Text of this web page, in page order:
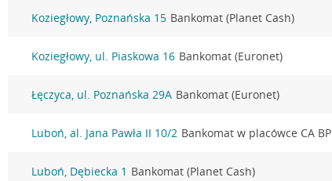
Koziegłowy, Poznańska 15 Bankomat (Planet Cash)
Koziegłowy, ul. Piaskowa 16 Bankomat (Euronet)
Łęczyca, ul. Poznańska 29A Bankomat (Euronet)
Luboń, al. Jana Pawła II 10/2 Bankomat w placówce CA BP
Luboń, Dębiecka 1 Bankomat (Planet Cash)